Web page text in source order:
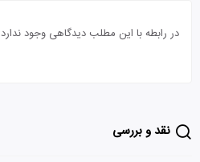
در رابطه با این مطلب دیدگاهی وجود ندارد
نقد و بررسی